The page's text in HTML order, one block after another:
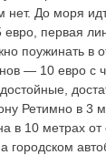
нет. До моря
евро, первая
поужинать в
— 10 евро с
Ретимно в 3
в 10 метрах
городском